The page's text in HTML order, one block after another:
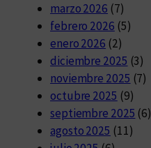
marzo 2026 (7)
febrero 2026 (5)
enero 2026 (2)
diciembre 2025 (3)
noviembre 2025 (7)
octubre 2025 (9)
septiembre 2025 (6)
agosto 2025 (11)